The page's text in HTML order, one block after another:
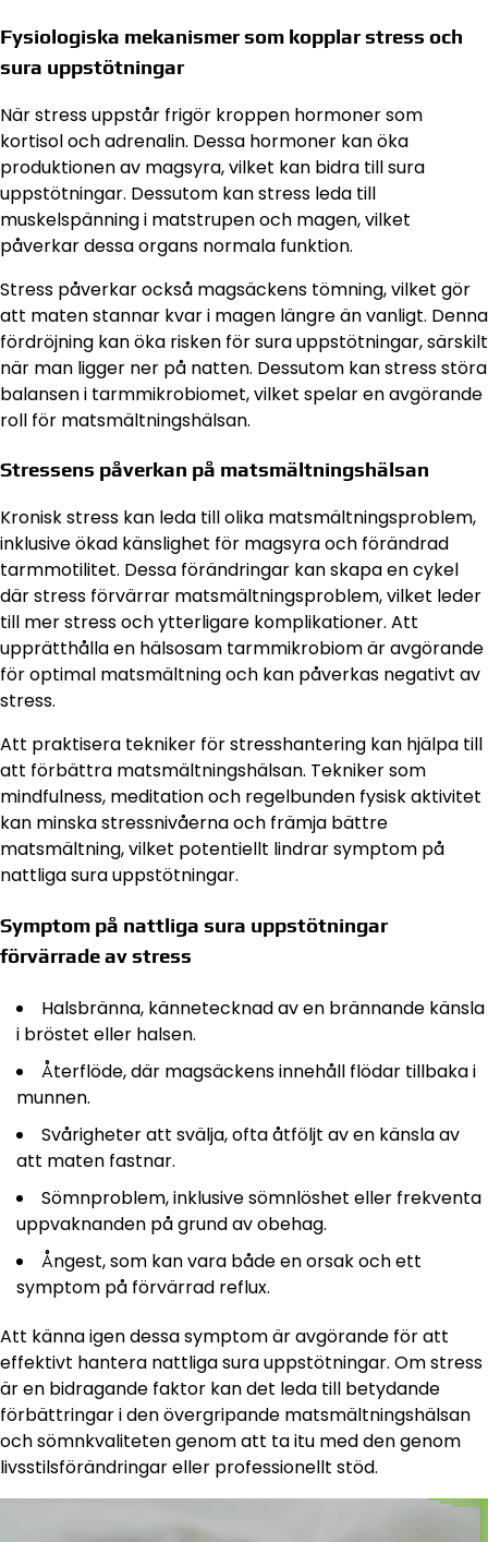
Fysiologiska mekanismer som kopplar stress och
sura uppstötningar
När stress uppstår frigör kroppen hormoner som
kortisol och adrenalin. Dessa hormoner kan öka
produktionen av magsyra, vilket kan bidra till sura
uppstötningar. Dessutom kan stress leda till
muskelspänning i matstrupen och magen, vilket
påverkar dessa organs normala funktion.
Stress påverkar också magsäckens tömning, vilket gör
att maten stannar kvar i magen längre än vanligt. Denna
fördröjning kan öka risken för sura uppstötningar, särskilt
när man ligger ner på natten. Dessutom kan stress störa
balansen i tarmmikrobiomet, vilket spelar en avgörande
roll för matsmältningshälsan.
Stressens påverkan på matsmältningshälsan
Kronisk stress kan leda till olika matsmältningsproblem,
inklusive ökad känslighet för magsyra och förändrad
tarmmotilitet. Dessa förändringar kan skapa en cykel
där stress förvärrar matsmältningsproblem, vilket leder
till mer stress och ytterligare komplikationer. Att
upprätthålla en hälsosam tarmmikrobiom är avgörande
för optimal matsmältning och kan påverkas negativt av
stress.
Att praktisera tekniker för stresshantering kan hjälpa till
att förbättra matsmältningshälsan. Tekniker som
mindfulness, meditation och regelbunden fysisk aktivitet
kan minska stressnivåerna och främja bättre
matsmältning, vilket potentiellt lindrar symptom på
nattliga sura uppstötningar.
Symptom på nattliga sura uppstötningar
förvärrade av stress
Halsbränna, kännetecknad av en brännande känsla
i bröstet eller halsen.
Återflöde, där magsäckens innehåll flödar tillbaka i
munnen.
Svårigheter att svälja, ofta åtföljt av en känsla av
att maten fastnar.
Sömnproblem, inklusive sömnlöshet eller frekventa
uppvaknanden på grund av obehag.
Ångest, som kan vara både en orsak och ett
symptom på förvärrad reflux.
Att känna igen dessa symptom är avgörande för att
effektivt hantera nattliga sura uppstötningar. Om stress
är en bidragande faktor kan det leda till betydande
förbättringar i den övergripande matsmältningshälsan
och sömnkvaliteten genom att ta itu med den genom
livsstilsförändringar eller professionellt stöd.